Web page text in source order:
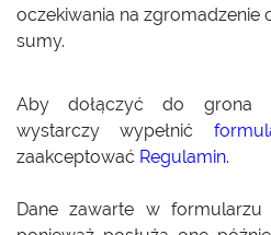
oczekiwania na zgromadzenie
sumy.
Aby dołączyć do grona
wystarczy wypełnić
zaakceptować Regulamin.
Dane zawarte w